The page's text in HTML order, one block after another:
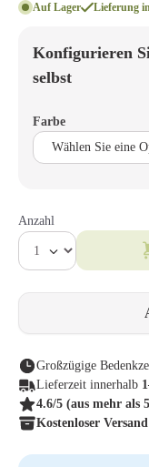
Auf Lager Lieferung
Konfigurieren
selbst
Farbe
Anzahl
Großzügige
Lieferzeit innerhalb
4.6/5 (aus mehr als
Kostenloser Versand